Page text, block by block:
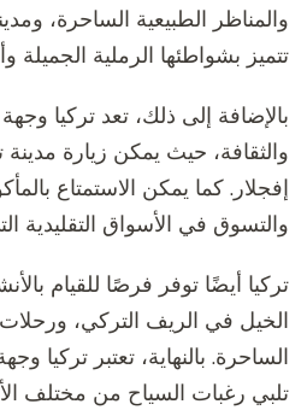
والمناظر الطبيعية الساحرة،
تتميز بشواطئها الرملية الجميلة
بالإضافة إلى ذلك، تعد تركيا
والثقافة، حيث يمكن زيارة مدينة
إفجلار. كما يمكن الاستمتاع
والتسوق في الأسواق التقليدية
تركيا أيضًا توفر فرصًا للقيام
الخيل في الريف التركي، ورحلات
الساحرة. بالنهاية، تعتبر تركيا
تلبي رغبات السياح من مختلف